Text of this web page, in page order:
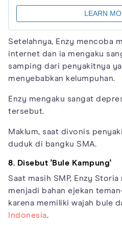
Setelahnya, Enzy mencoba
internet dan ia mengaku
samping dari penyakitnya
menyebabkan kelumpuhan.
Enzy mengaku sangat
tersebut.
Maklum, saat divonis
duduk di bangku SMA.
8. Disebut 'Bule Kampung'
Saat masih SMP, Enzy
menjadi bahan ejekan
karena memiliki wajah bule
Indonesia.